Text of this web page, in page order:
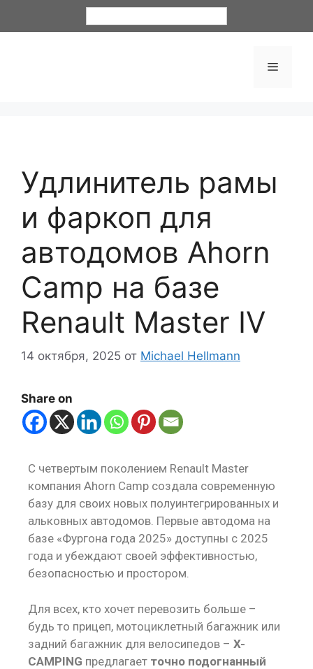
Удлинитель рамы
и фаркоп для
автодомов Ahorn
Camp на базе
Renault Master IV
14 октября, 2025 от Michael Hellmann
Share on
С четвертым поколением Renault Master
компания Ahorn Camp создала современную
базу для своих новых полуинтегрированных и
альковных автодомов. Первые автодома на
базе «Фургона года 2025» доступны с 2025
года и убеждают своей эффективностью,
безопасностью и простором.
Для всех, кто хочет перевозить больше –
будь то прицеп, мотоциклетный багажник или
задний багажник для велосипедов – X-
CAMPING предлагает точно подогнанный